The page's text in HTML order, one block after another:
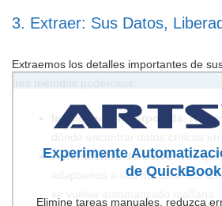
3. Extraer: Sus Datos,
Extraemos los detalles importantes de
Inteligencia Incorporada
:
Aprendiendo de Usted: Vea
adaptamos a sus documentos
Experimente
de
Elimine tareas manuales, reduzca